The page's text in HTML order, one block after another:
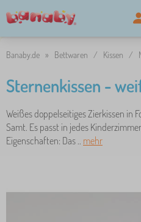
Banaby.de » Bettwaren / Kissen /
Sternenkissen -
Weißes doppelseitiges Zierkissen in
Samt. Es passt in jedes
Eigenschaften: Das .. mehr